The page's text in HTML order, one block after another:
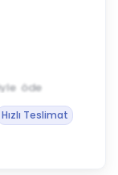
öde
Hızlı Teslimat